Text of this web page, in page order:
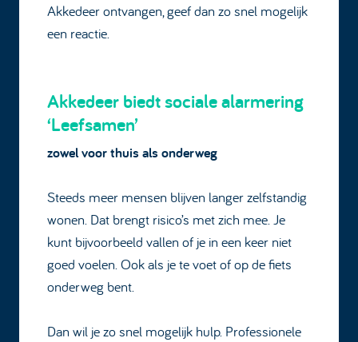
Akkedeer ontvangen, geef dan zo snel mogelijk
een reactie.
Akkedeer biedt sociale alarmering
‘Leefsamen’
zowel voor thuis als onderweg
Steeds meer mensen blijven langer zelfstandig
wonen. Dat brengt risico’s met zich mee. Je
kunt bijvoorbeeld vallen of je in een keer niet
goed voelen. Ook als je te voet of op de fiets
onderweg bent.
Dan wil je zo snel mogelijk hulp. Professionele